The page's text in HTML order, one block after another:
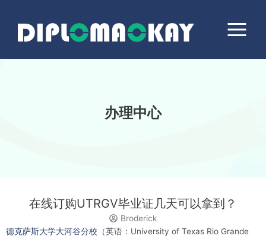
Menu
办理中心
在线订购UTRGV毕业证几天可以拿到？
Broderick
德克萨斯大学大河谷分校 （英语：University of Texas Rio Grande